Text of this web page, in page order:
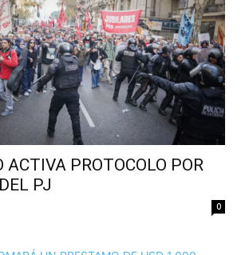
ACTIVA PROTOCOLO POR
PJ
0